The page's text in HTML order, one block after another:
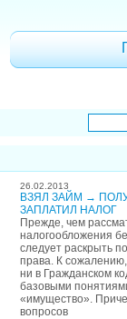
26.02.2013
ВЗЯЛ ЗАЙМ →
ЗАПЛАТИЛ НАЛОГ
Прежде, чем
налогообложения
следует раскрыть
права. К
ни в Гражданском
базовыми
«имущество».
вопросов